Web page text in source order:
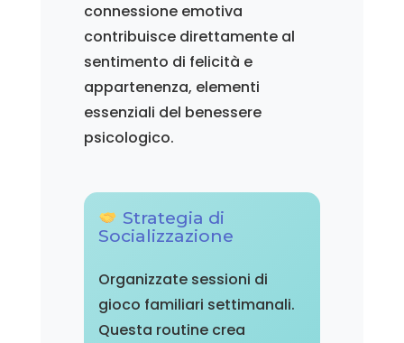
connessione emotiva
contribuisce direttamente al
sentimento di felicità e
appartenenza, elementi
essenziali del benessere
psicologico.
Strategia di
Socializzazione
Organizzate sessioni di
gioco familiari settimanali.
Questa routine crea